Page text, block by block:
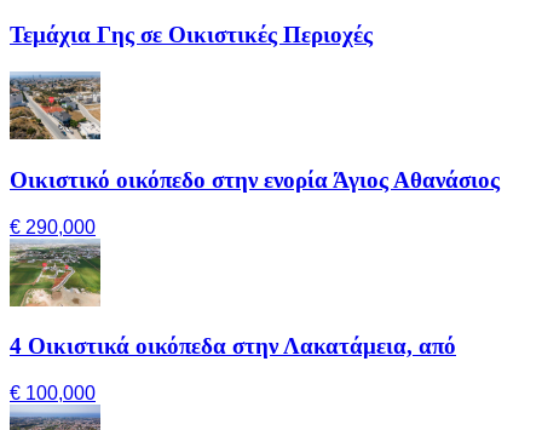
Τεμάχια Γης σε Οικιστικές Περιοχές
Οικιστικό οικόπεδο στην ενορία Άγιος Αθανάσιος
€ 290,000
4 Οικιστικά οικόπεδα στην Λακατάμεια, από
€ 100,000